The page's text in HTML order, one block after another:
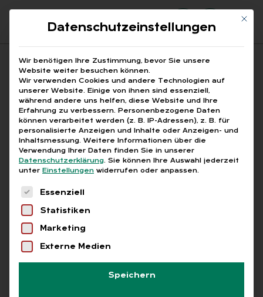
Suchfeld
Suchen
Breadcrumb-Navigation
STARTSEITE CHANCENGERECHTIGKEIT
Alle Bei­trä­ge mit dem
Schlag­wort „Chan­cen­
ge­rech­tig­keit“
Alle Free Abo L+G +
Mit
Datenschutzeinstellungen
Wir benötigen Ihre Zustimmung, bevor Sie unsere
Website weiter besuchen können.
Wir verwenden Cookies und andere Technologien auf
unserer Website. Einige von ihnen sind essenziell,
während andere uns helfen, diese Website und Ihre
Erfahrung zu verbessern. Personenbezogene Daten
können verarbeitet werden (z. B. IP-Adressen), z. B. für
personalisierte Anzeigen und Inhalte oder Anzeigen- und
Inhaltsmessung. Weitere Informationen über die
Verwendung Ihrer Daten finden Sie in unserer
Datenschutzerklärung. Sie können Ihre Auswahl jederzeit
unter Einstellungen widerrufen oder anpassen.
Es folgt eine Liste der Service-Gruppen, für
Essenziell
Statistiken
Marketing
Externe Medien
Speichern